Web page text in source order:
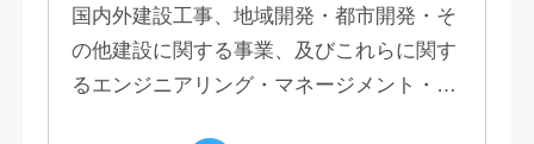
国内外建設工事、地域開発・都市開発・そ
の他建設に関する事業、及びこれらに関す
るエンジニアリング・マネージメント・コ